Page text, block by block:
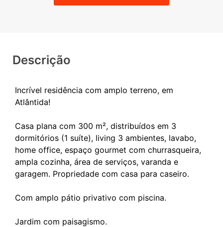
Descrição
Incrível residência com amplo terreno, em
Atlântida!
Casa plana com 300 m², distribuídos em 3
dormitórios (1 suíte), living 3 ambientes, lavabo,
home office, espaço gourmet com churrasqueira,
ampla cozinha, área de serviços, varanda e
garagem. Propriedade com casa para caseiro.
Com amplo pátio privativo com piscina.
Jardim com paisagismo.